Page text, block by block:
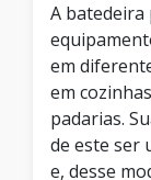
A batedeira
em
em
padarias.
de este ser
e, desse